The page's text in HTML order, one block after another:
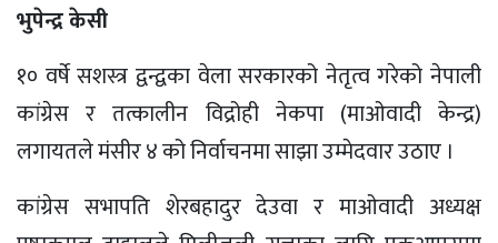
भुपेन्द्र केसी
१० वर्षे सशस्त्र द्वन्द्वका वेला सरकारको नेतृत्व गरेको नेपाली
कांग्रेस र तत्कालीन विद्रोही नेकपा (माओवादी केन्द्र)
लगायतले मंसीर ४ को निर्वाचनमा साझा उम्मेदवार उठाए ।
कांग्रेस सभापति शेरबहादुर देउवा र माओवादी अध्यक्ष